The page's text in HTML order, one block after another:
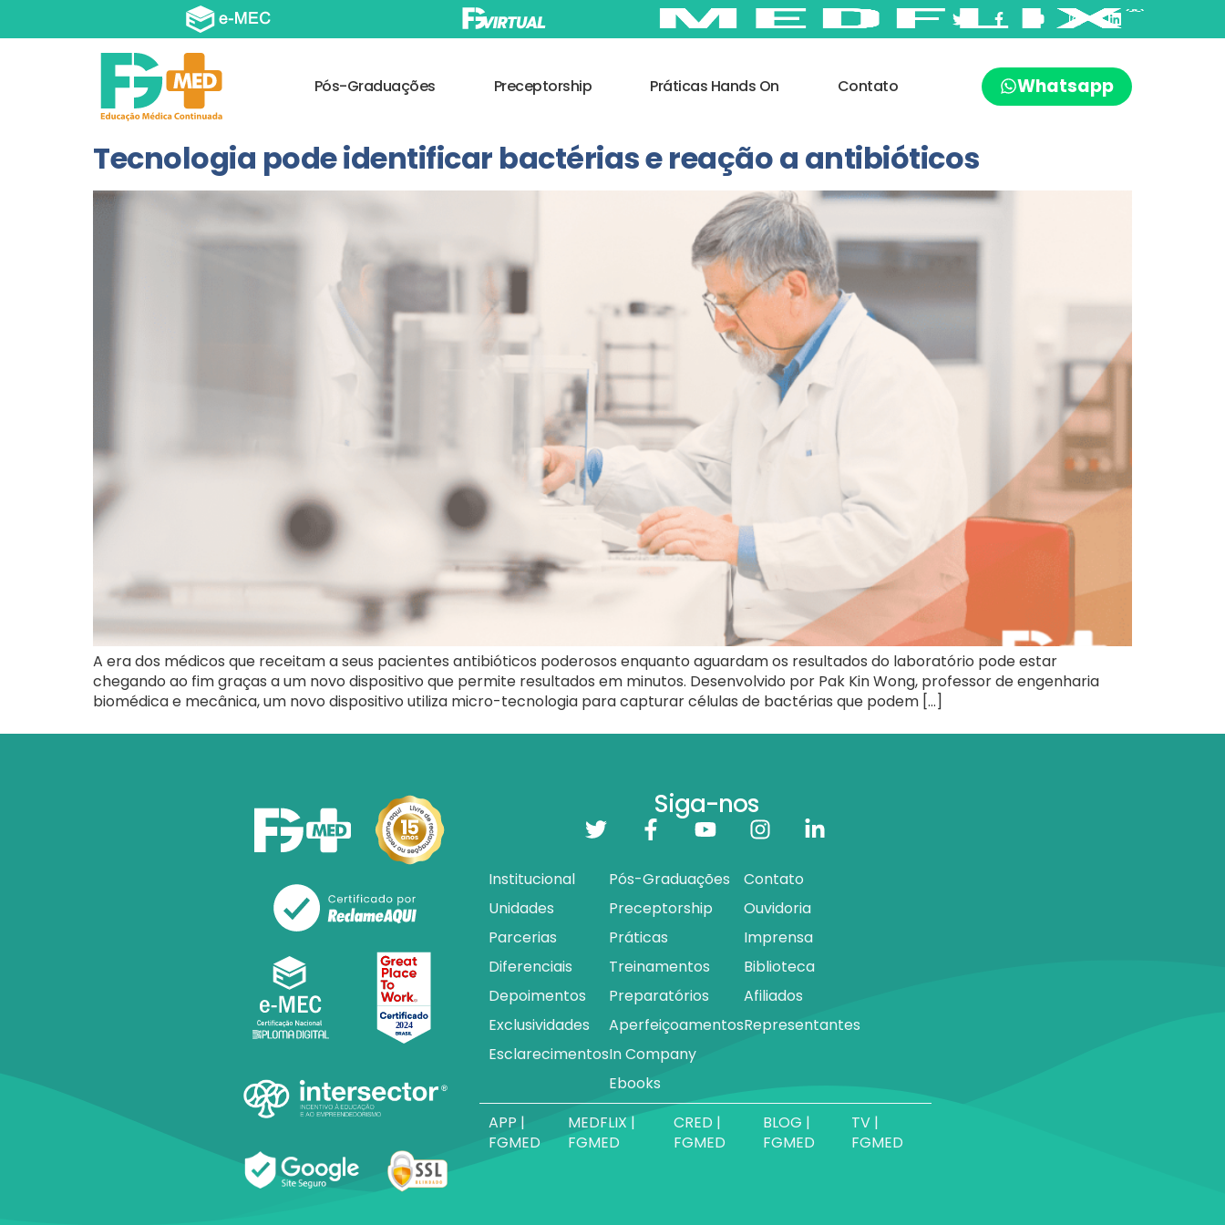
Pós-Graduações Preceptorship Práticas Hands On Contato Whatsapp
Tecnologia pode identificar bactérias e reação a antibióticos
A era dos médicos que receitam a seus pacientes antibióticos poderosos enquanto aguardam os resultados do laboratório pode estar
chegando ao fim graças a um novo dispositivo que permite resultados em minutos. Desenvolvido por Pak Kin Wong, professor de engenharia
biomédica e mecânica, um novo dispositivo utiliza micro-tecnologia para capturar células de bactérias que podem […]
Siga-nos
Institucional
Unidades
Parcerias
Diferenciais
Depoimentos
Exclusividades
Esclarecimentos
Pós-Graduações
Preceptorship
Práticas
Treinamentos
Preparatórios
Aperfeiçoamentos
In Company
Ebooks
Contato
Ouvidoria
Imprensa
Biblioteca
Afiliados
Representantes
APP |
FGMED
MEDFLIX |
FGMED
CRED |
FGMED
BLOG |
FGMED
TV |
FGMED